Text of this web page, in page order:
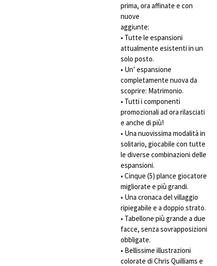
prima, ora affinate e con
nuove
aggiunte:
• Tutte le espansioni
attualmente esistenti in un
solo posto.
• Un’ espansione
completamente nuova da
scoprire: Matrimonio.
• Tutti i componenti
promozionali ad ora rilasciati
e anche di più!
• Una nuovissima modalità in
solitario, giocabile con tutte
le diverse combinazioni delle
espansioni.
• Cinque (5) plance giocatore
migliorate e più grandi.
• Una cronaca del villaggio
ripiegabile e a doppio strato.
• Tabellone più grande a due
facce, senza sovrapposizioni
obbligate.
• Bellissime illustrazioni
colorate di Chris Quilliams e